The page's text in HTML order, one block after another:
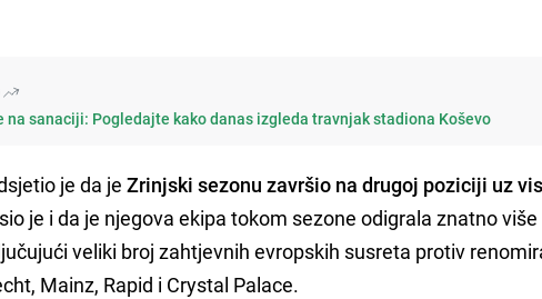
na sanaciji: Pogledajte kako danas izgleda travnjak stadiona Koševo
je da jeZrinjski sezonu završio na drugoj poziciji uz
je i da je njegova ekipa tokom sezone odigrala znatno
veliki broj zahtjevnih evropskih susreta protiv
Mainz, Rapid i Crystal Palace.